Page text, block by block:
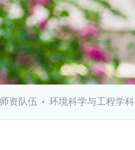
师资队伍 环境科学与工程学科